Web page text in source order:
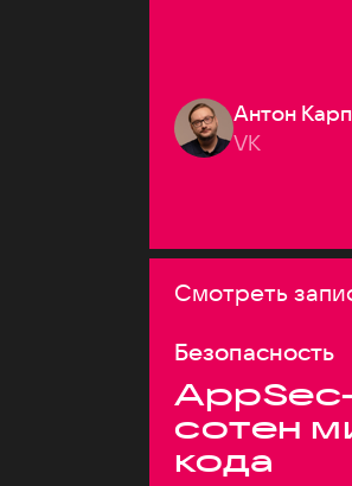
Антон
VK
Смотреть
Безопасность
сотен
кода